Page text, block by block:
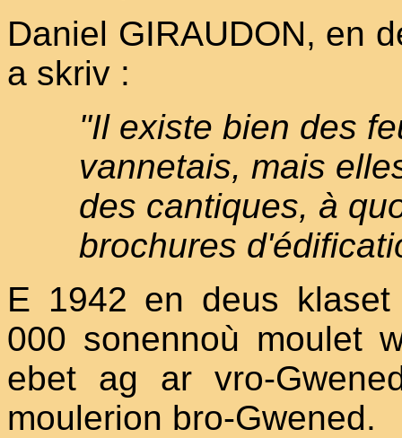
Daniel GIRAUDON, en
a skriv :
"Il existe bien des
vannetais, mais
des cantiques, à
brochures
E 1942 en deus
000 sonennoù moulet
ebet ag ar vro-
moulerion bro-Gwened.